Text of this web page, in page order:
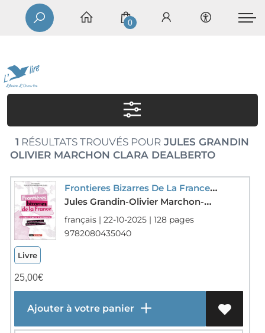
0
1 RÉSULTATS TROUVÉS POURJULES GRANDIN
OLIVIER MARCHON CLARA DEALBERTO
Frontieres Bizarres De La France : Limites Pas Nettes Et Droles De Territoires
Jules Grandin-Olivier Marchon-Clara Dealberto
français | 22-10-2025 | 128 pages
9782080435040
Livre
25,00€
Ajouter à votre panier